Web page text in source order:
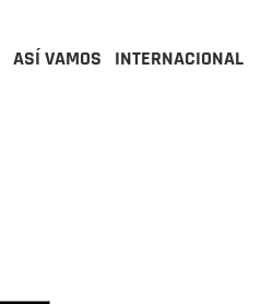
ASÍ VAMOS INTERNACIONAL